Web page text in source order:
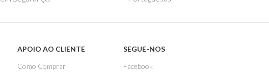
APOIO AO CLIENTE
Como Comprar
SEGUE-NOS
Facebook